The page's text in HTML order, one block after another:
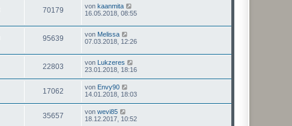
70179 von kaanmita
16.05.2018, 08:55
95639 von Melissa
07.03.2018, 12:26
22803 von Lukzeres
23.01.2018, 18:16
17062 von Envy90
14.01.2018, 18:03
35657 von wevi85
18.12.2017, 10:52